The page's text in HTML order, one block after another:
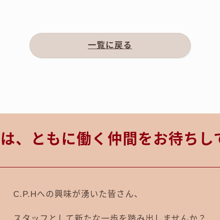
一覧に戻る
、ともに働く仲間をお待ちし
C.P.Hへの興味が湧いた皆さん、